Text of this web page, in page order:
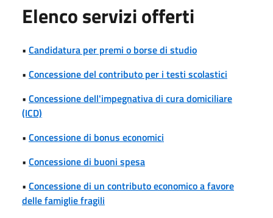
Elenco servizi offerti
• Candidatura per premi o borse di studio
• Concessione del contributo per i testi scolastici
• Concessione dell'impegnativa di cura domiciliare
(ICD)
• Concessione di bonus economici
• Concessione di buoni spesa
• Concessione di un contributo economico a favore
delle famiglie fragili